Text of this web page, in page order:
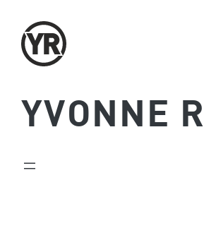
Inhalt
springen
YVONNE